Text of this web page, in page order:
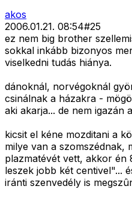
akos
2006.01.21. 08:54#25
ez nem big brother
sokkal inkább bizonyos
viselkedni tudás hiánya.
dánoknál, norvégoknál
csinálnak a házakra -
aki akarja... de nem igazán
kicsit el kéne mozditani a
milye van a szomszédnak,
plazmatévét vett, akkor
leszek jobb két centivel"...
iránti szenvedély is